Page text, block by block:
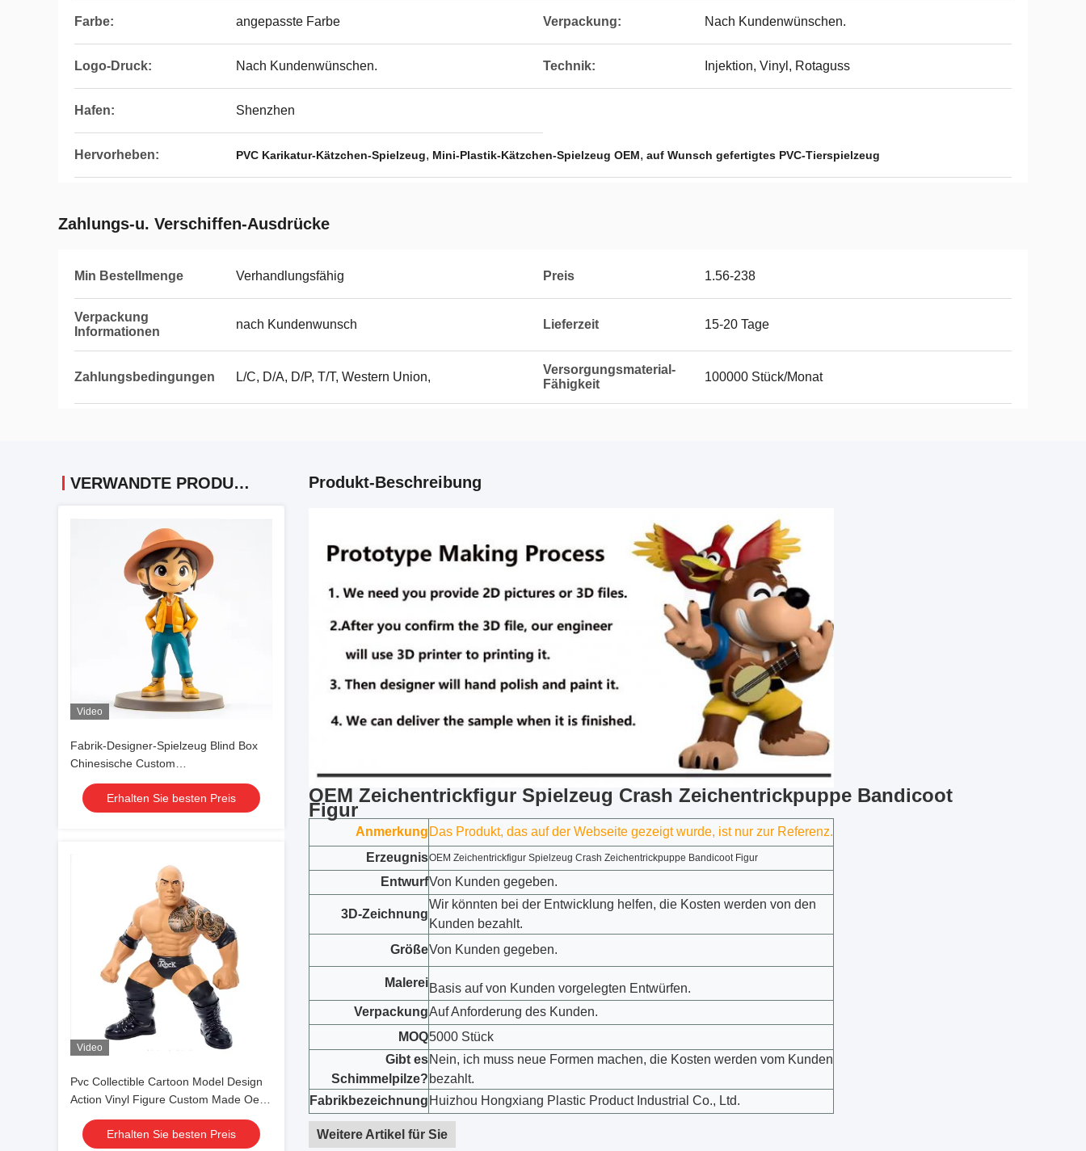
Farbe: angepasste Farbe Verpackung: Nach Kundenwünschen.
Logo-Druck: Nach Kundenwünschen. Technik: Injektion, Vinyl, Rotaguss
Hafen: Shenzhen
Hervorheben: PVC Karikatur-Kätzchen-Spielzeug, Mini-Plastik-Kätzchen-Spielzeug OEM, auf Wunsch gefertigtes PVC-Tierspielzeug
Zahlungs-u. Verschiffen-Ausdrücke
Min Bestellmenge Verhandlungsfähig Preis 1.56-238
Verpackung
Informationen
nach Kundenwunsch Lieferzeit 15-20 Tage
Zahlungsbedingungen L/C, D/A, D/P, T/T, Western Union,
Versorgungsmaterial-
Fähigkeit
100000 Stück/Monat
VERWANDTE PRODUKTE
Video
Fabrik-Designer-Spielzeug Blind Box
Chinesische Custom
Spielzeughersteller Anime Figur für
Mädchen und Jungen
Erhalten Sie besten Preis
Video
Pvc Collectible Cartoon Model Design
Action Vinyl Figure Custom Made Oem
Unisex Anime Animal Themed Logo
Personalized 3d Art Toy
Erhalten Sie besten Preis
Produkt-Beschreibung
OEM Zeichentrickfigur Spielzeug Crash Zeichentrickpuppe Bandicoot
Figur
Anmerkung Das Produkt, das auf der Webseite gezeigt wurde, ist nur zur Referenz.
ErzeugnisOEM Zeichentrickfigur Spielzeug Crash Zeichentrickpuppe Bandicoot Figur
EntwurfVon Kunden gegeben.
3D-Zeichnung
Wir könnten bei der Entwicklung helfen, die Kosten werden von den
Kunden bezahlt.
GrößeVon Kunden gegeben.
MalereiBasis auf von Kunden vorgelegten Entwürfen.
VerpackungAuf Anforderung des Kunden.
MOQ5000 Stück
Gibt es
Schimmelpilze?
Nein, ich muss neue Formen machen, die Kosten werden vom Kunden
bezahlt.
Fabrikbezeichnung Huizhou Hongxiang Plastic Product Industrial Co., Ltd.
Weitere Artikel für Sie